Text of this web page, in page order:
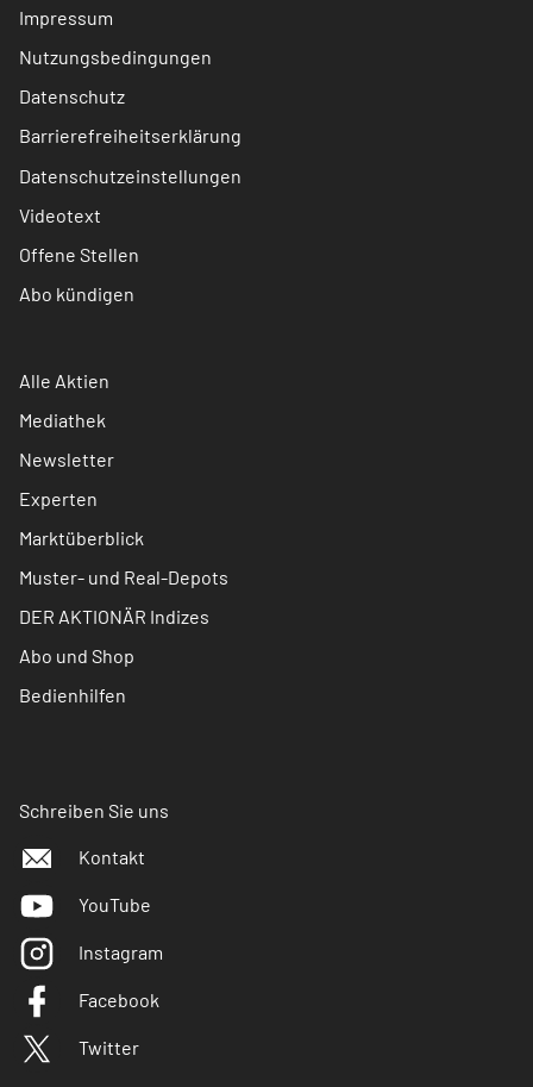
Impressum
Nutzungsbedingungen
Datenschutz
Barrierefreiheitserklärung
Datenschutzeinstellungen
Videotext
Offene Stellen
Abo kündigen
Alle Aktien
Mediathek
Newsletter
Experten
Marktüberblick
Muster- und Real-Depots
DER AKTIONÄR Indizes
Abo und Shop
Bedienhilfen
Schreiben Sie uns
Kontakt
YouTube
Instagram
Facebook
Twitter